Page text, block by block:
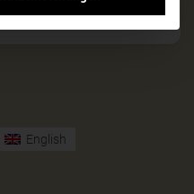
English